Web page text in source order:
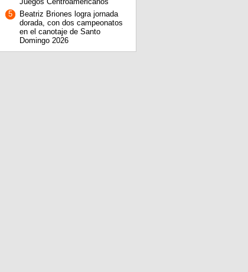
5
Beatriz Briones logra jornada
dorada, con dos campeonatos
en el canotaje de Santo
Domingo 2026